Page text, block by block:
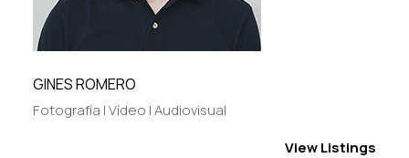
GINES ROMERO
Fotografía | Vídeo | Audiovisual
View Listings